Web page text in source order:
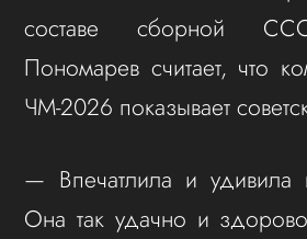
составе сборной
Пономарев считает, что
ЧМ-2026 показывает
— Впечатлила и
Она так удачно и